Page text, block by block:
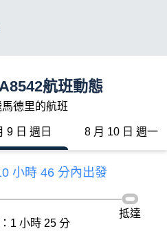
航班動態
德里的航班
9 日 週日 8 月 10 日 週一
小時 46 分內出發
1 小時 25 分
抵達